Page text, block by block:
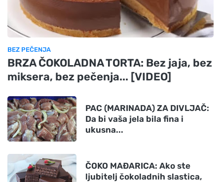
BEZ PEČENJA
BRZA ČOKOLADNA TORTA: Bez jaja, bez
miksera, bez pečenja... [VIDEO]
PAC (MARINADA) ZA DIVLJAČ:
Da bi vaša jela bila fina i
ukusna...
ČOKO MAĐARICA: Ako ste
ljubitelj čokoladnih slastica,